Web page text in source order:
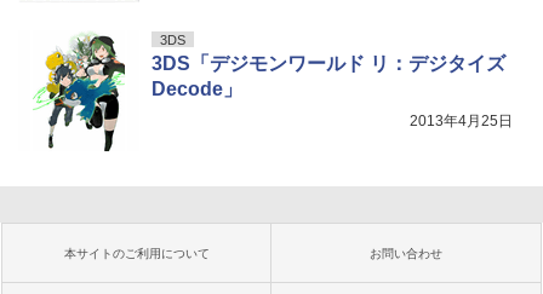
3DS
3DS「デジモンワールド リ：デジタイズ
Decode」
2013年4月25日
本サイトのご利用について お問い合わせ